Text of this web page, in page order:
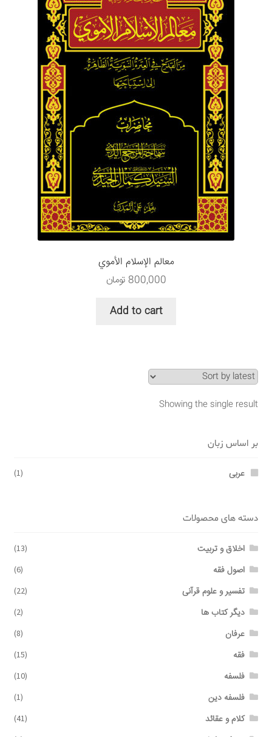
تماس با ما
ثبت شکایات
حساب کاربری من
سبد خرید
قوانین و مقررات
معالم الإسلام الأموي
800,000 تومان
Add to cart
Showing the single result
بر اساس زبان
عربی (1)
دسته های محصولات
اخلاق و تربیت (13)
اصول فقه (6)
تفسیر و علوم قرآنی (22)
دیگر کتاب ها (2)
عرفان (8)
فقه (15)
فلسفه (10)
فلسفه دین (1)
کلام و عقائد (41)